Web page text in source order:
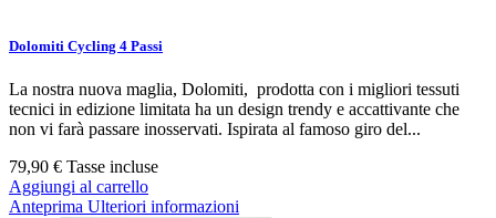
Dolomiti Cycling 4 Passi
La nostra nuova maglia, Dolomiti, prodotta con i migliori tessuti
tecnici in edizione limitata ha un design trendy e accattivante che
non vi farà passare inosservati. Ispirata al famoso giro del...
79,90 € Tasse incluse
Aggiungi al carrello
Anteprima Ulteriori informazioni